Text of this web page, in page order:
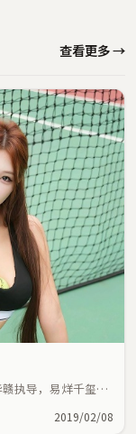
查看更多 →
执导，易烊千玺、
2019/02/08